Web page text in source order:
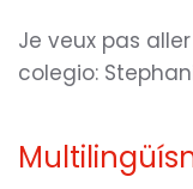
Je veux pas
colegio: